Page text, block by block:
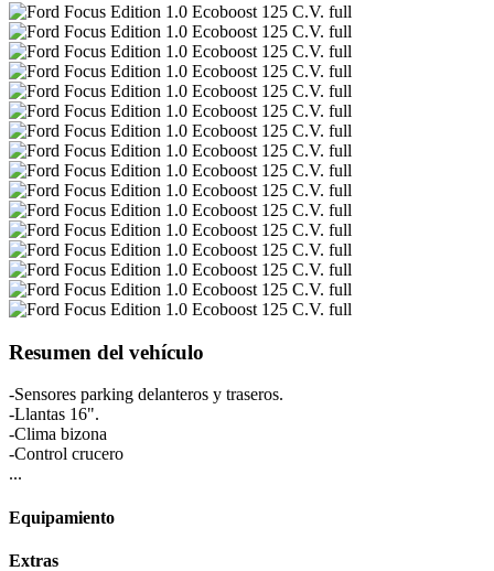
Resumen del vehículo
-Sensores parking delanteros y traseros.
-Llantas 16".
-Clima bizona
-Control crucero
...
Equipamiento
Extras